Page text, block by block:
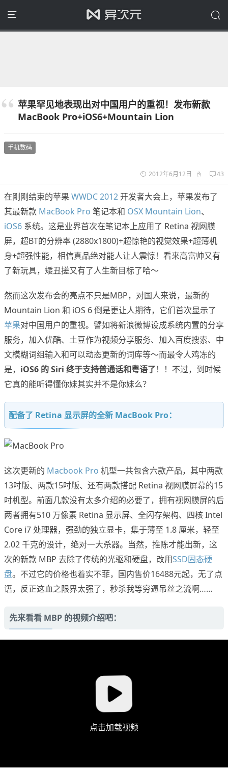
苹果罕见地表现出对中国用户的重视！发布新款
MacBook Pro+iOS6+Mountain Lion
手机数码
2012年6月12日 43
在刚刚结束的苹果 WWDC 2012开发者大会上，苹果发布了
其最新款 MacBook Pro 笔记本和 OSX Mountain Lion、
iOS6 系统。这是业界首次在笔记本上应用了 Retina 视网膜
屏，超BT的分辨率 (2880x1800)+超惊艳的视觉效果+超薄机
身+超强性能，相信真品绝对能人让人震惊！看来高富帅又有
了新玩具，矮丑搓又有了人生新目标了哈～
然而这次发布会的亮点不只是MBP，对国人来说，最新的
Mountain Lion 和 iOS 6 倒是更让人期待，它们首次显示了
苹果对中国用户的重视。譬如将新浪微博设成系统内置的分享
服务，加入优酷、土豆作为视频分享服务、加入百度搜索、中
文模糊词组输入和可以动态更新的词库等～而最令人鸡冻的
是， iOS6 的 Siri 终于支持普通话和粤语了！！不过，到时候
它真的能听得懂你妹其实并不是你妹么？
配备了 Retina 显示屏的全新 MacBook Pro：
这次更新的 Macbook Pro 机型一共包含六款产品，其中两款
13吋版、两款15吋版、还有两款搭配 Retina 视网膜屏幕的15
吋机型。前面几款没有太多介绍的必要了，拥有视网膜屏的后
两者拥有510 万像素 Retina 显示屏、全闪存架构、四核 Intel
Core i7 处理器，强劲的独立显卡，集于薄至 1.8 厘米，轻至
2.02 千克的设计，绝对一大杀器。当然，推陈才能出新，这
次的新款 MBP 去除了传统的光驱和硬盘，改用SSD固态硬
盘。不过它的价格也着实不菲，国内售价16488元起，无了点
语，反正这血之限界太强了，秒杀我等穷逼吊丝之流啊……
先来看看 MBP 的视频介绍吧：
点击加载视频